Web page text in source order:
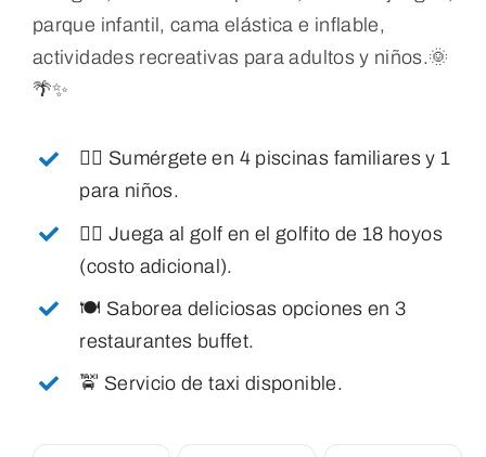
parque infantil, cama elástica e inflable,
actividades recreativas para adultos y niños.🌞
🌴✨
🏊‍♂️ Sumérgete en 4 piscinas familiares y 1
para niños.
🏌️‍♂️ Juega al golf en el golfito de 18 hoyos
(costo adicional).
🍽️ Saborea deliciosas opciones en 3
restaurantes buffet.
🚖 Servicio de taxi disponible.